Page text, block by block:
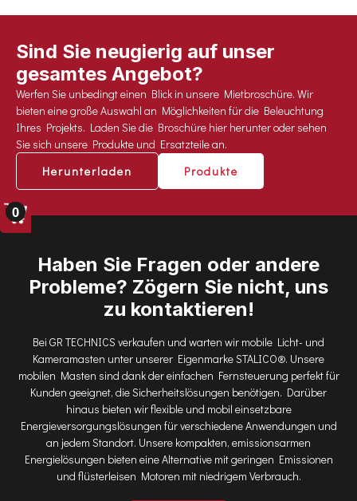
LADESTROM: 210A
‍TYP10000: 40KWH‍
SOLARANSCHLUSS: MAX. 4800 WP
LEISTUNG: 30KVA / 24KW
EINGANG: 125A 5P / 16A 3P
LADESTROM: 420A
TYP 10000: 57KWH
SOLARANSCHLUSS: MAX. 4800 WP
LEISTUNG: 30KVA / 24KW
EINGANG: 125A 5P / 16A 3P
0
Sind Sie neugierig auf unser
gesamtes Angebot?
Werfen Sie unbedingt einen Blick in unsere Mietbroschüre. Wir
bieten eine große Auswahl an Möglichkeiten für die Beleuchtung
Ihres Projekts. Laden Sie die Broschüre hier herunter oder sehen
Sie sich unsere Produkte und Ersatzteile an.
Herunterladen
Produkte
Haben Sie Fragen oder andere
Probleme? Zögern Sie nicht, uns
zu kontaktieren!
Bei GR TECHNICS verkaufen und warten wir mobile Licht- und
Kameramasten unter unserer Eigenmarke STALICO®. Unsere
mobilen Masten sind dank der einfachen Fernsteuerung perfekt für
Kunden geeignet, die Sicherheitslösungen benötigen. Darüber
hinaus bieten wir flexible und mobil einsetzbare
Energieversorgungslösungen für verschiedene Anwendungen und
an jedem Standort. Unsere kompakten, emissionsarmen
Energielösungen bieten eine Alternative mit geringen Emissionen
und flüsterleisen Motoren mit niedrigem Verbrauch.